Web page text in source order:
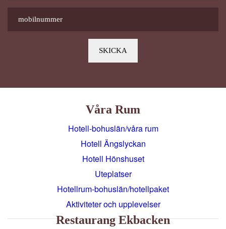
Våra Rum
Hotell-bohuslän/våra rum
Hotell Ängslyckan
Hotell Hönshuset
Uteplatser
Hotellrum-bohuslän/hotellpaket
Aktiviteter och upplevelser
Restaurang Ekbacken